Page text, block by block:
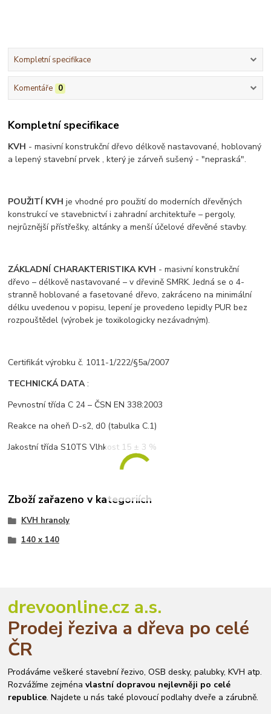
Kompletní specifikace
Komentáře 0
Kompletní specifikace
KVH - masivní konstrukční dřevo délkově nastavované, hoblovaný
a lepený stavební prvek , který je zárveň sušený - "nepraská".
POUŽITÍ KVH je vhodné pro použití do moderních dřevěných
konstrukcí ve stavebnictví i zahradní architektuře – pergoly,
nejrůznější přístřešky, altánky a menší účelové dřevěné stavby.
ZÁKLADNÍ CHARAKTERISTIKA KVH - masivní konstrukční
dřevo – délkově nastavované – v dřevině SMRK. Jedná se o 4-
stranně hoblované a fasetované dřevo, zakráceno na minimální
délku uvedenou v popisu, lepení je provedeno lepidly PUR bez
rozpouštědel (výrobek je toxikologicky nezávadným).
Certifikát výrobku č. 1011-1/222/§5a/2007
TECHNICKÁ DATA:
Pevnostní třída C 24 – ČSN EN 338:2003
Reakce na oheň D-s2, d0 (tabulka C.1)
Jakostní třída S10TS Vlhkost 15 ± 3 %
Zboží zařazeno v kategoriích
KVH hranoly
140 x 140
drevoonline.cz a.s.
Prodej řeziva a dřeva po celé
ČR
Prodáváme veškeré stavební řezivo, OSB desky, palubky, KVH atp.
Rozvážíme zejménavlastní dopravou nejlevněji po celé
republice. Najdete u nás také plovoucí podlahy dveře a zárubně.